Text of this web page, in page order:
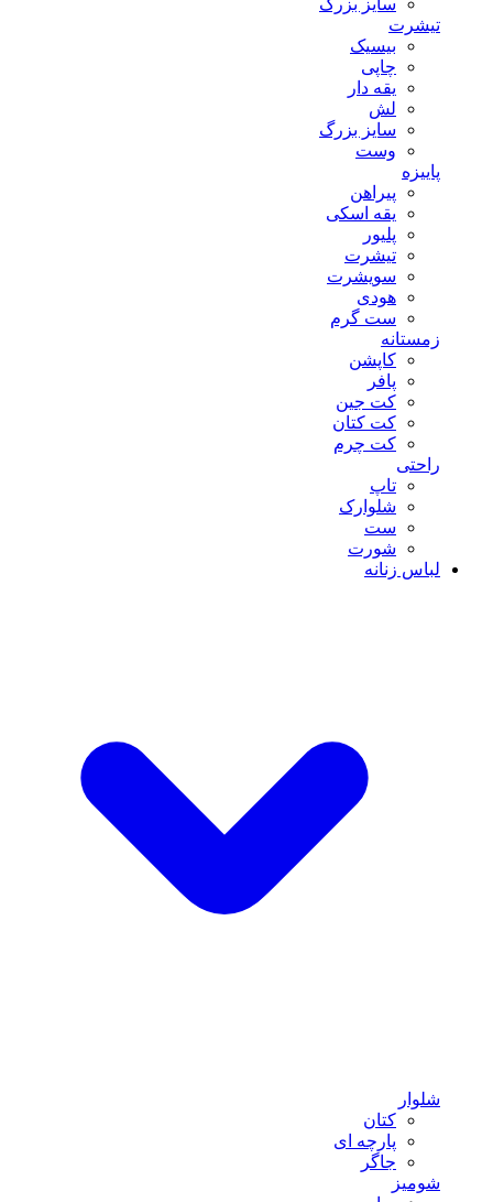
سایز بزرگ
تیشرت
بیسیک
چاپی
یقه دار
لش
سایز بزرگ
وست
پاییزه
پیراهن
یقه اسکی
پلیور
تیشرت
سویشرت
هودی
ست گرم
زمستانه
کاپشن
پافر
کت جین
کت کتان
کت چرم
راحتی
تاپ
شلوارک
ست
شورت
لباس زنانه
شلوار
کتان
پارچه ای
جاگر
شومیز